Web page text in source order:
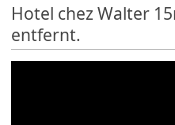
Hotel chez Walter
entfernt.